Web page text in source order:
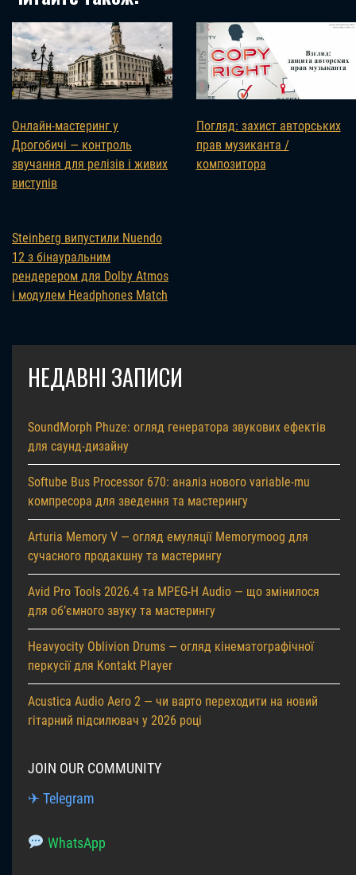
Онлайн-мастеринг у
Дрогобичі — контроль
звучання для релізів і живих
виступів
Погляд: захист авторських
прав музиканта /
композитора
Steinberg випустили Nuendo
12 з бінауральним
рендерером для Dolby Atmos
і модулем Headphones Match
НЕДАВНІ ЗАПИСИ
SoundMorph Phuze: огляд генератора звукових ефектів
для саунд-дизайну
Softube Bus Processor 670: аналіз нового variable-mu
компресора для зведення та мастерингу
Arturia Memory V — огляд емуляції Memorymoog для
сучасного продакшну та мастерингу
Avid Pro Tools 2026.4 та MPEG-H Audio — що змінилося
для об’ємного звуку та мастерингу
Heavyocity Oblivion Drums — огляд кінематографічної
перкусії для Kontakt Player
Acustica Audio Aero 2 — чи варто переходити на новий
гітарний підсилювач у 2026 році
JOIN OUR COMMUNITY
✈ Telegram
WhatsApp